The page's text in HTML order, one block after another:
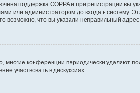
поддержка COPPA и при регистрации вы
или администратором до входа в систему.
что вы указали неправильный
конференции периодически удаляют
участвовать в дискуссиях.